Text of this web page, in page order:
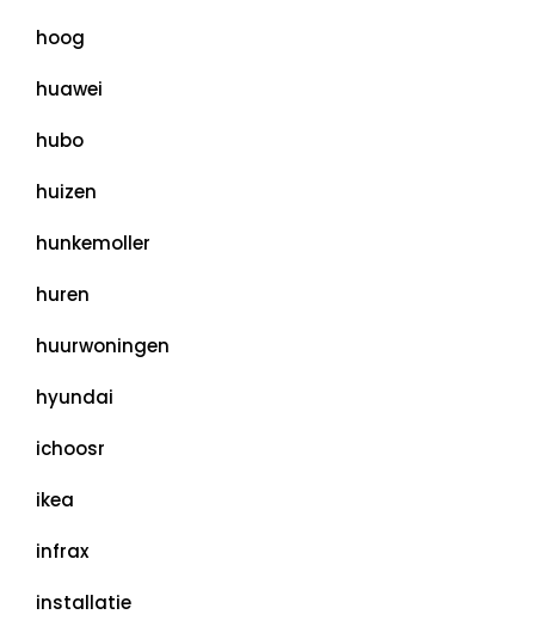
hoog
huawei
hubo
huizen
hunkemoller
huren
huurwoningen
hyundai
ichoosr
ikea
infrax
installatie